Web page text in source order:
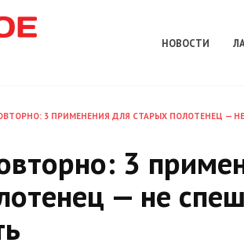
НОВОСТИ
3 ПРИМЕНЕНИЯ ДЛЯ СТАРЫХ ПОЛОТЕНЕЦ —
3
— не